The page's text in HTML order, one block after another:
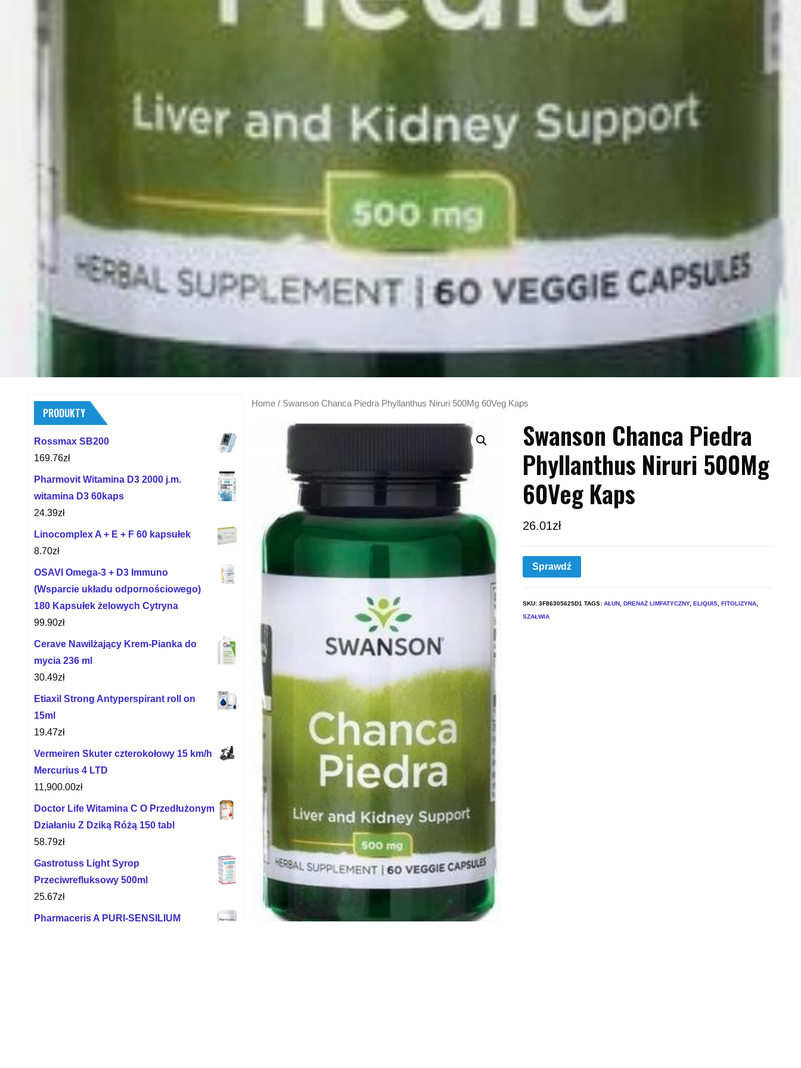
Home / Swanson Chanca Piedra Phyllanthus Niruri 500Mg 60Veg Kaps
Swanson Chanca Piedra
Phyllanthus Niruri 500Mg
60Veg Kaps
26.01zł
Sprawdź
SKU: 3F86305625D1 TAGS: AŁUN DRENAŻ LIMFATYCZNY, ELIQUIS FITOLIZYNA
SZAŁWIA
PRODUKTY
Rossmax SB200
169.76zł
Pharmovit Witamina D3 2000 j.m.
witamina D3 60kaps
24.39zł
Linocomplex A + E + F 60 kapsułek
8.70zł
OSAVI Omega-3 + D3 Immuno
(Wsparcie układu odpornościowego)
180 Kapsułek żelowych Cytryna
99.90zł
Cerave Nawilżający Krem-Pianka do
mycia 236 ml
30.49zł
Etiaxil Strong Antyperspirant roll on
15ml
19.47zł
Vermeiren Skuter czterokołowy 15 km/h
Mercurius 4 LTD
11,900.00zł
Doctor Life Witamina C O Przedłużonym
Działaniu Z Dziką Różą 150 tabl
58.79zł
Gastrotuss Light Syrop
Przeciwrefluksowy 500ml
25.67zł
Pharmaceris A PURI-SENSILIUM